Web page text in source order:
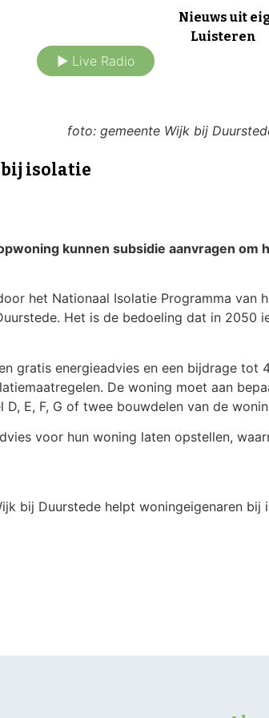
► Live Radio
Nieuws uit
Luisteren
foto: gemeente Wijk bij
isolatie
kunnen subsidie aanvragen
het Nationaal Isolatie Programma van
Het is de bedoeling dat in
gratis energieadvies en een bijdrage
De woning moet aan
E, F, G of twee bouwdelen van de
voor hun woning laten opstellen,
bij Duurstede helpt woningeigenaren bij